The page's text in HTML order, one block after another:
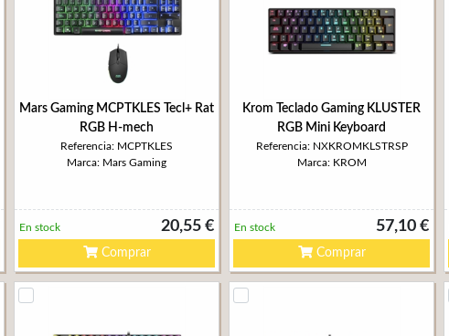
Mars Gaming MCPTKLES Tecl+ Rat
RGB H-mech
Referencia: MCPTKLES
Marca: Mars Gaming
20,55 €
En stock
Comprar
Krom Teclado Gaming KLUSTER
RGB Mini Keyboard
Referencia: NXKROMKLSTRSP
Marca: KROM
57,10 €
En stock
Comprar